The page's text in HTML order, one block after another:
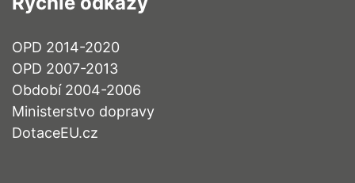
OPD 2014-2020
OPD 2007-2013
Období 2004-2006
Ministerstvo dopravy
DotaceEU.cz